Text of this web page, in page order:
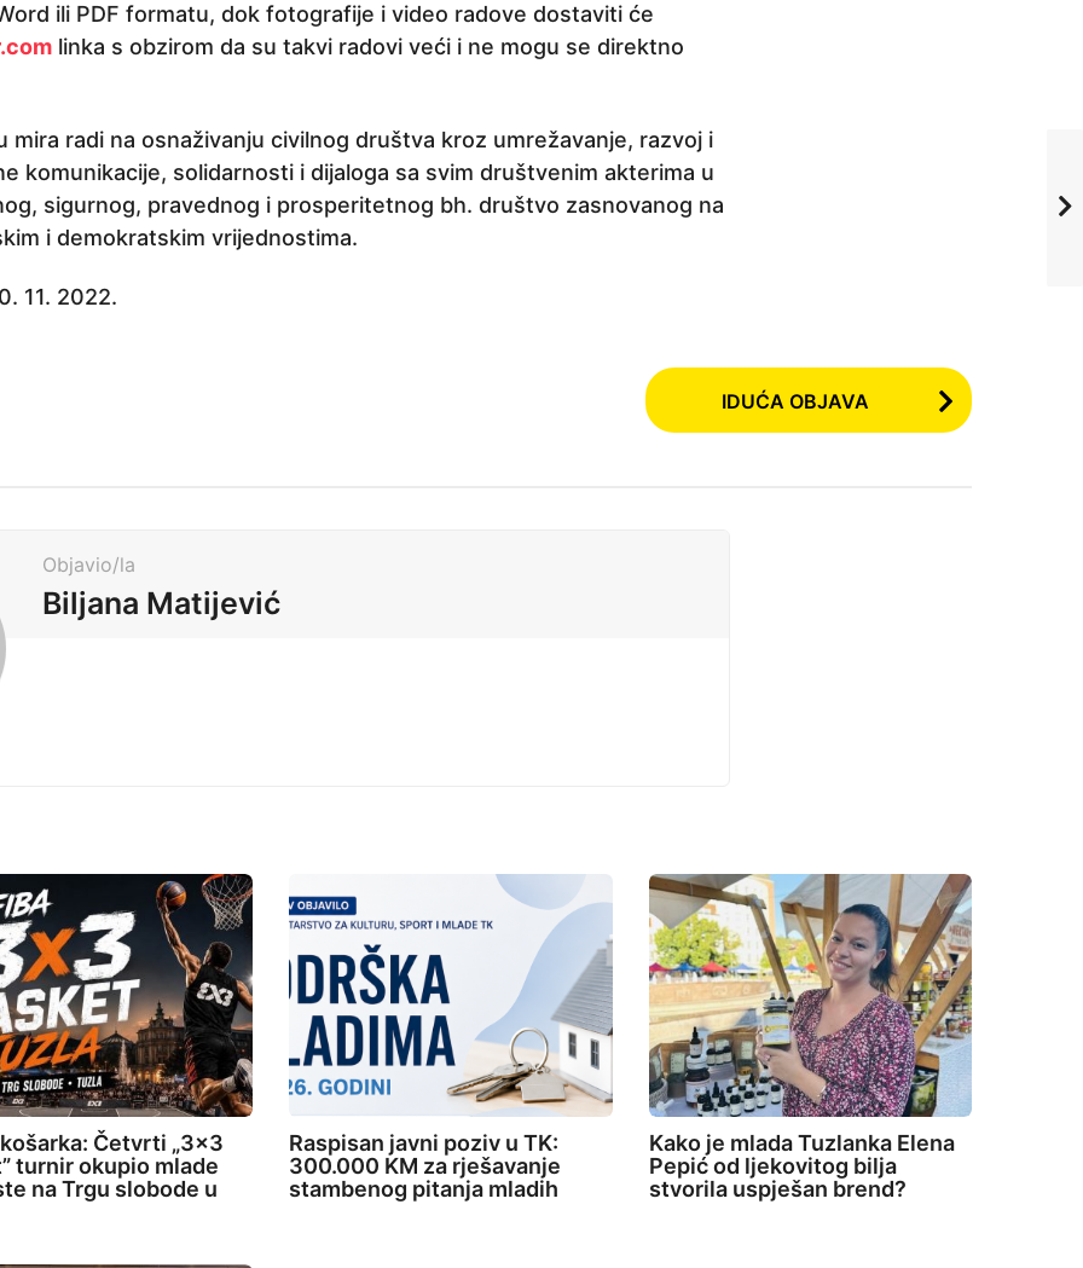
ili PDF formatu, dok fotografije i video radove dostaviti će
linka s obzirom da su takvi radovi veći i ne mogu se direktno
mira radi na osnaživanju civilnog društva kroz umrežavanje, razvoj i
komunikacije, solidarnosti i dijaloga sa svim društvenim akterima u
sigurnog, pravednog i prosperitetnog bh. društvo zasnovanog na
i demokratskim vrijednostima.
11. 2022.
IDUĆA OBJAVA
Objavio/la
Biljana Matijević
Četvrti „3×3
turnir okupio mlade
na Trgu slobode u
Raspisan javni poziv u TK:
300.000 KM za rješavanje
stambenog pitanja mladih
Kako je mlada Tuzlanka Elena
Pepić od ljekovitog bilja
stvorila uspješan brend?